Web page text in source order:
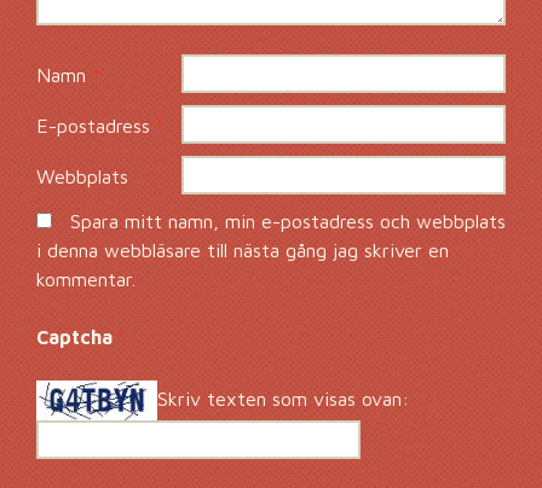
Namn*
E-postadress*
Webbplats
Spara mitt namn, min e-postadress och webbplats
i denna webbläsare till nästa gång jag skriver en
kommentar.
Captcha*
Skriv texten som visas ovan: